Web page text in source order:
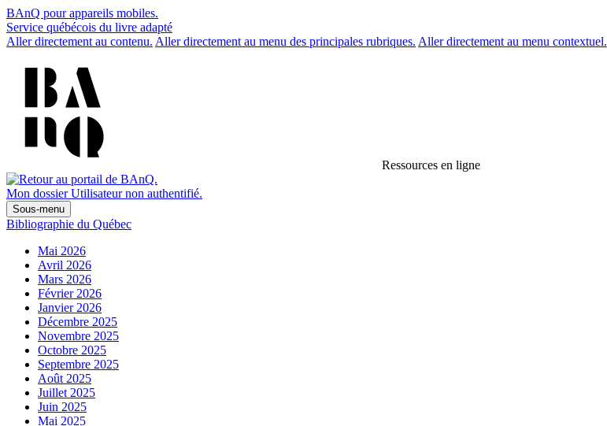
BAnQ pour appareils mobiles.
Service québécois du livre adapté
Aller directement au contenu. Aller directement au menu des principales rubriques. Aller directement au menu contextuel.
Ressources en ligne
Mon dossier Utilisateur non authentifié.
Sous-menu
Bibliographie du Québec
Mai 2026
Avril 2026
Mars 2026
Février 2026
Janvier 2026
Décembre 2025
Novembre 2025
Octobre 2025
Septembre 2025
Août 2025
Juillet 2025
Juin 2025
Mai 2025